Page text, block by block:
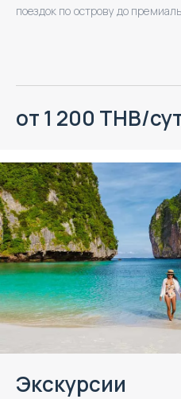
поездок по острову до
от 1 200 THB/
Экскурсии